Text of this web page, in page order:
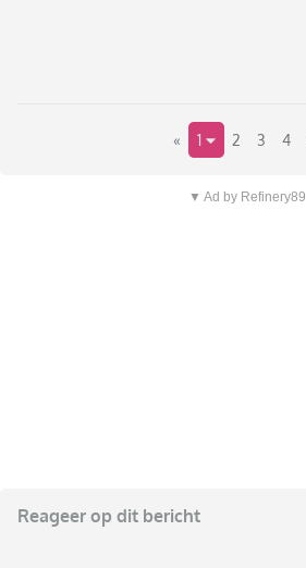
« 1 2 3 4
▼ Ad by Refinery89
Reageer op dit bericht